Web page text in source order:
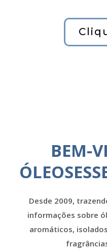
BEM-
Desde 2009,
informações sobre
aromáticos,